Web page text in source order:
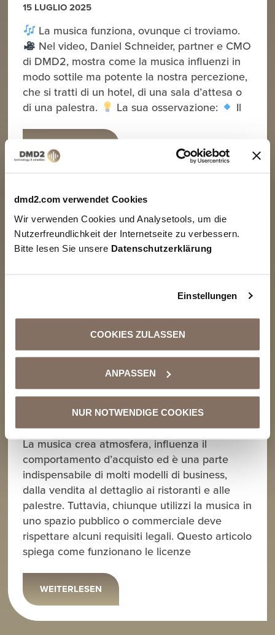
dmd2.com verwendet Cookies
Wir verwenden Cookies und Analysetools, um die
Nutzerfreundlichkeit der Internetseite zu verbessern.
Bitte lesen Sie unsere Datenschutzerklärung
Einstellungen
COOKIES ZULASSEN
ANPASSEN
NUR NOTWENDIGE COOKIES
15 LUGLIO 2025
La musica funziona, ovunque ci troviamo.
Nel video, Daniel Schneider, partner e CMO
di DMD2, mostra come la musica influenzi in
modo sottile ma potente la nostra percezione,
che si tratti di un hotel, di una sala d’attesa o
di una palestra.
La sua osservazione: Il
Licenze musicali nel settore commerciale:
La musica crea atmosfera, influenza il
comportamento d’acquisto ed è una parte
indispensabile di molti modelli di business,
dalla vendita al dettaglio ai ristoranti e alle
palestre. Tuttavia, chiunque utilizzi la musica in
uno spazio pubblico o commerciale deve
rispettare alcuni requisiti legali. Questo articolo
spiega come funzionano le licenze
WEITERLESEN